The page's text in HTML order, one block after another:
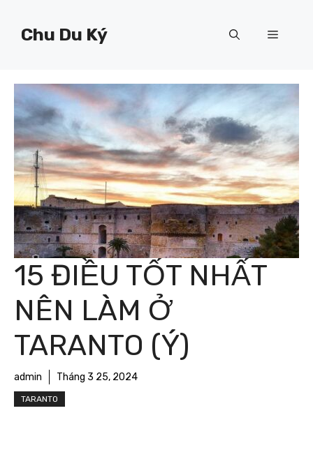
Chu Du Ký Menu
15 ĐIỀU TỐT NHẤT
NÊN LÀM Ở
TARANTO (Ý)
admin Tháng 3 25, 2024
TARANTO